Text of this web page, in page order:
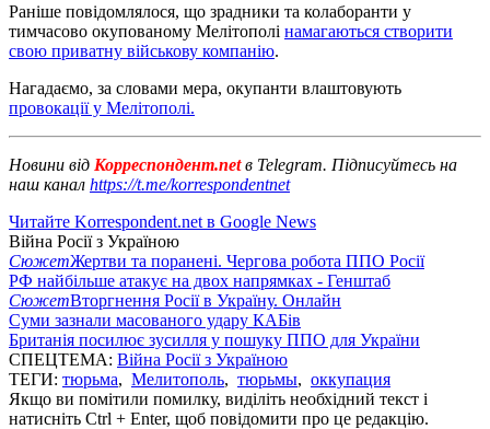
Раніше повідомлялося, що зрадники та колаборанти у
тимчасово окупованому Мелітополі намагаються створити
свою приватну військову компанію.
Нагадаємо, за словами мера, окупанти влаштовують
провокації у Мелітополі.
Новини від Корреспондент.netв Telegram. Підписуйтесь на
наш канал https://t.me/korrespondentnet
Читайте Korrespondent.net в Google News
Війна Росії з Україною
СюжетЖертви та поранені. Чергова робота ППО Росії
РФ найбільше атакує на двох напрямках - Генштаб
СюжетВторгнення Росії в Україну. Онлайн
Суми зазнали масованого удару КАБів
Британія посилює зусилля у пошуку ППО для України
СПЕЦТЕМА: Війна Росії з Україною
ТЕГИ: тюрьма, Мелитополь, тюрьмы, оккупация
Якщо ви помітили помилку, виділіть необхідний текст і
натисніть Ctrl + Enter, щоб повідомити про це редакцію.